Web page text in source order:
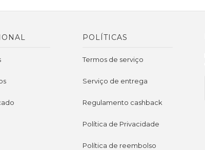
POLÍTICAS
Termos de serviço
Serviço de entrega
Regulamento cashback
Política de Privacidade
Política de reembolso